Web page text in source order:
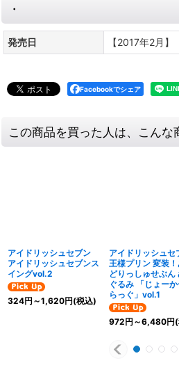
・
発売日 【2017年2月】
Facebookでシェア
この商品を買った人は、こんな
アイドリッシュセブン
アイドリッシュセブンス
イングvol.2
324円 ～1,620円(税込)
アイドリッシュセ
王様プリン 変装
どりっしゅせぶん
ぐるみ 「じょー
らっぐ」vol.1
972円 ～6,480円